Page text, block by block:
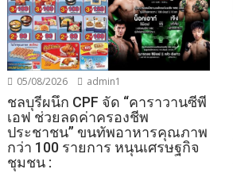
05/08/2026 admin1
ชลบุรีผนึก CPF จัด “คาราวานซีพี
เอฟ ช่วยลดค่าครองชีพ
ประชาชน” ขนทัพอาหารคุณภาพ
กว่า 100 รายการ หนุนเศรษฐกิจ
ชุมชน :